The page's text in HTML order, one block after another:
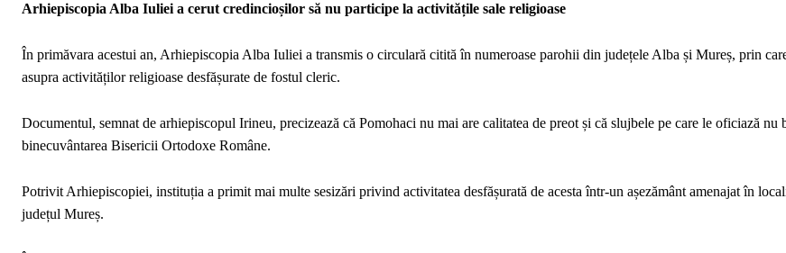
Arhiepiscopia Alba Iuliei a cerut credincioșilor să nu participe la activitățile sale religioase
În primăvara acestui an, Arhiepiscopia Alba Iuliei a transmis o circulară citită în numeroase parohii din județele Alba și Mureș, prin
asupra activităților religioase desfășurate de fostul cleric.
Documentul, semnat de arhiepiscopul Irineu, precizează că Pomohaci nu mai are calitatea de preot și că slujbele pe care le oficiază nu
binecuvântarea Bisericii Ortodoxe Române.
Potrivit Arhiepiscopiei, instituția a primit mai multe sesizări privind activitatea desfășurată de acesta într-un așezământ amenajat în
județul Mureș.